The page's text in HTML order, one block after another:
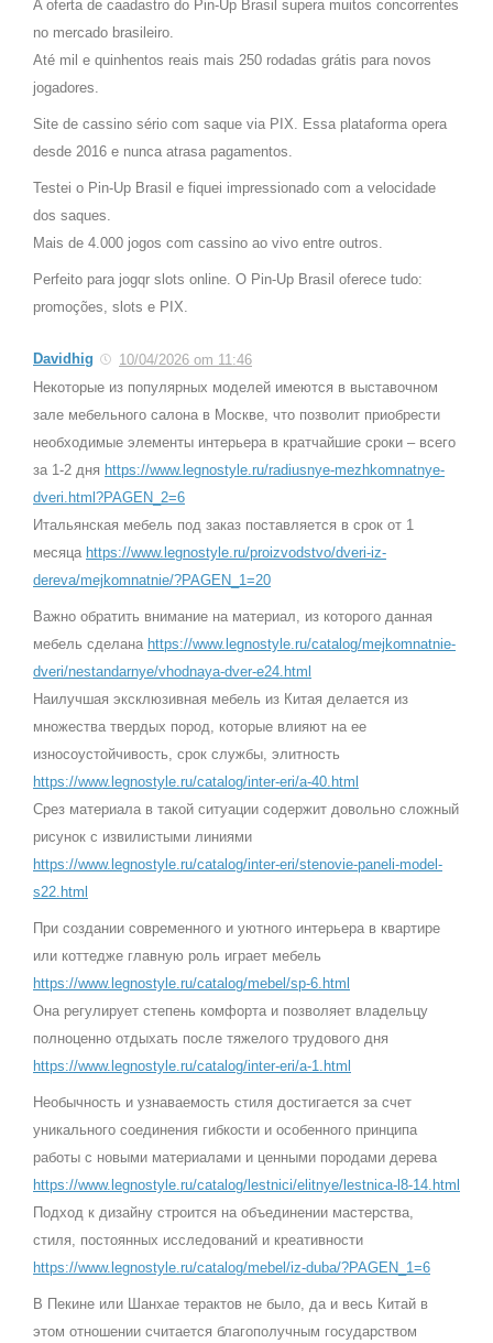
A oferta de caadastro do Pin-Up Brasil supera muitos concorrentes
no mercado brasileiro.
Até mil e quinhentos reais mais 250 rodadas grátis para novos
jogadores.
Site de cassino sério com saque via PIX. Essa plataforma opera
desde 2016 e nunca atrasa pagamentos.
Testei o Pin-Up Brasil e fiquei impressionado com a velocidade
dos saques.
Mais de 4.000 jogos com cassino ao vivo entre outros.
Perfeito para jogqr slots online. O Pin-Up Brasil oferece tudo:
promoções, slots e PIX.
Davidhig
10/04/2026 om 11:46
Некоторые из популярных моделей имеются в выставочном
зале мебельного салона в Москве, что позволит приобрести
необходимые элементы интерьера в кратчайшие сроки – всего
за 1-2 дня https://www.legnostyle.ru/radiusnye-mezhkomnatnye-
dveri.html?PAGEN_2=6
Итальянская мебель под заказ поставляется в срок от 1
месяца https://www.legnostyle.ru/proizvodstvo/dveri-iz-
dereva/mejkomnatnie/?PAGEN_1=20
Важно обратить внимание на материал, из которого данная
мебель сделана https://www.legnostyle.ru/catalog/mejkomnatnie-
dveri/nestandarnye/vhodnaya-dver-e24.html
Наилучшая эксклюзивная мебель из Китая делается из
множества твердых пород, которые влияют на ее
износоустойчивость, срок службы, элитность
https://www.legnostyle.ru/catalog/inter-eri/a-40.html
Срез материала в такой ситуации содержит довольно сложный
рисунок с извилистыми линиями
https://www.legnostyle.ru/catalog/inter-eri/stenovie-paneli-model-
s22.html
При создании современного и уютного интерьера в квартире
или коттедже главную роль играет мебель
https://www.legnostyle.ru/catalog/mebel/sp-6.html
Она регулирует степень комфорта и позволяет владельцу
полноценно отдыхать после тяжелого трудового дня
https://www.legnostyle.ru/catalog/inter-eri/a-1.html
Необычность и узнаваемость стиля достигается за счет
уникального соединения гибкости и особенного принципа
работы с новыми материалами и ценными породами дерева
https://www.legnostyle.ru/catalog/lestnici/elitnye/lestnica-l8-14.html
Подход к дизайну строится на объединении мастерства,
стиля, постоянных исследований и креативности
https://www.legnostyle.ru/catalog/mebel/iz-duba/?PAGEN_1=6
В Пекине или Шанхае терактов не было, да и весь Китай в
этом отношении считается благополучным государством